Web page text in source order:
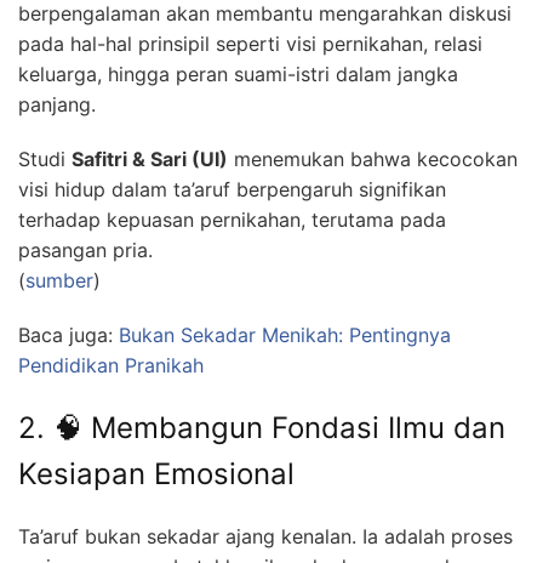
berpengalaman akan membantu mengarahkan diskusi
pada hal-hal prinsipil seperti visi pernikahan, relasi
keluarga, hingga peran suami-istri dalam jangka
panjang.
Studi Safitri & Sari (UI) menemukan bahwa kecocokan
visi hidup dalam ta’aruf berpengaruh signifikan
terhadap kepuasan pernikahan, terutama pada
pasangan pria.
(sumber)
Baca juga: Bukan Sekadar Menikah: Pentingnya
Pendidikan Pranikah
2. 🧠 Membangun Fondasi Ilmu dan
Kesiapan Emosional
Ta’aruf bukan sekadar ajang kenalan. Ia adalah proses